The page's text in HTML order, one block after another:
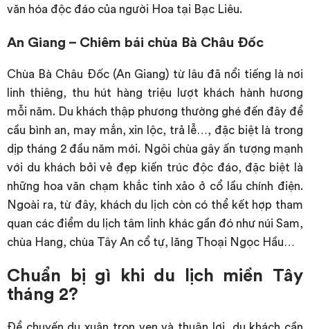
văn hóa độc đáo của người Hoa tại Bạc Liêu.
An Giang – Chiêm bái chùa Bà Châu Đốc
Chùa Bà Châu Đốc (An Giang) từ lâu đã nổi tiếng là nơi
linh thiêng, thu hút hàng triệu lượt khách hành hương
mỗi năm. Du khách thập phương thường ghé đến đây để
cầu bình an, may mắn, xin lộc, trả lễ…, đặc biệt là trong
dịp tháng 2 đầu năm mới. Ngôi chùa gây ấn tượng mạnh
với du khách bởi vẻ đẹp kiến trúc độc đáo, đặc biệt là
những hoa văn chạm khắc tinh xảo ở cổ lầu chính điện.
Ngoài ra, từ đây, khách du lịch còn có thể kết hợp tham
quan các điểm du lịch tâm linh khác gần đó như núi Sam,
chùa Hang, chùa Tây An cổ tự, lăng Thoại Ngọc Hầu…
Chuẩn bị gì khi du lịch miền Tây
tháng 2?